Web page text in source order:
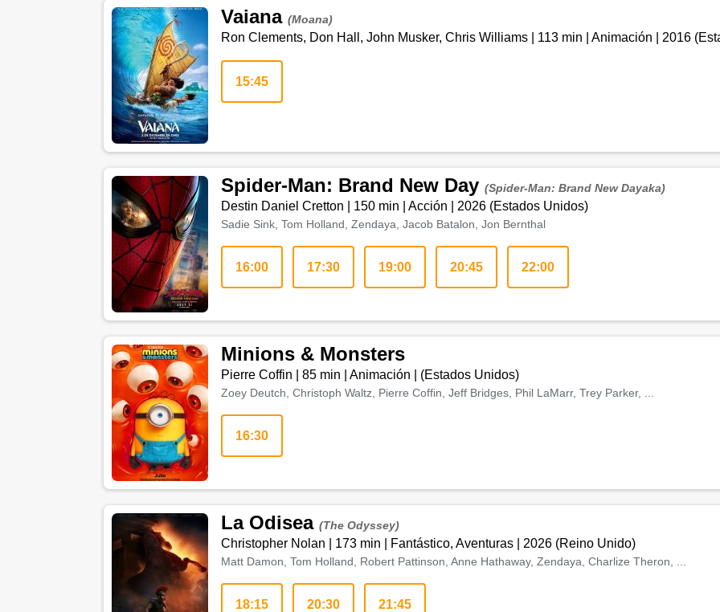
Vaiana(Moana)
Ron Clements, Don Hall, John Musker, Chris Williams 113 min |Animación 2016 (
15:45
Spider-Man: Brand New Day(Spider-Man: Brand New Dayaka)
Destin Daniel Cretton 150 min |Acción 2026 (Estados Unidos)
Sadie Sink, Tom Holland, Zendaya, Jacob Batalon, Jon Bernthal
16:00 17:30 19:00 20:45 22:00
Minions & Monsters
Pierre Coffin |85 min |Animación | (Estados Unidos)
Zoey Deutch, Christoph Waltz, Pierre Coffin, Jeff Bridges, Phil LaMarr, Trey Parker, ...
16:30
La Odisea(The Odyssey)
Christopher Nolan 173 min Fantástico, Aventuras 2026 (Reino Unido)
Matt Damon, Tom Holland, Robert Pattinson, Anne Hathaway, Zendaya, Charlize Theron, ...
18:15 20:30 21:45